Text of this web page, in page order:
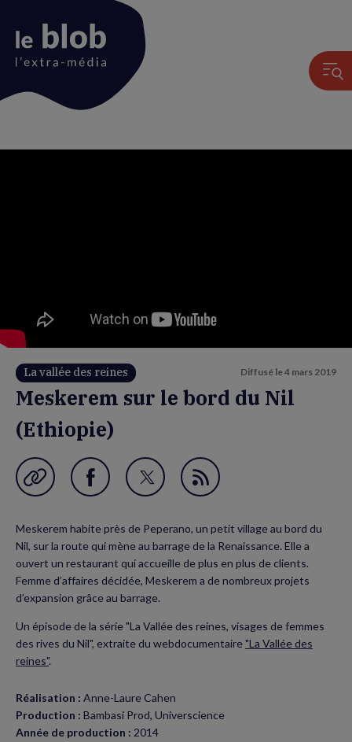
La vallée des reines Diffusé le4 mars 2019
Meskerem sur le bord du Nil
(Ethiopie)
Garder en favori
Partager
Facebook
(nouvelle
fenêtre)
Partager
Twitter
(nouvelle
fenêtre)
Flux
Meskerem habite près de Peperano, un petit village au bord du
Nil, sur la route qui mène au barrage de la Renaissance. Elle a
ouvert un restaurant qui accueille de plus en plus de clients.
Femme d’affaires décidée, Meskerem a de nombreux projets
d’expansion grâce au barrage.
Un épisode de la série "La Vallée des reines, visages de femmes
des rives du Nil", extraite du webdocumentaire"La Vallée des
reines".
Réalisation : Anne-Laure Cahen
Production : Bambasi Prod, Universcience
Année de production : 2014